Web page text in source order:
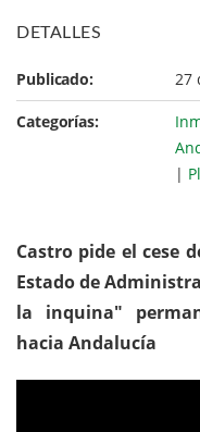
DETALLES
Publicado: 27
Categorías:
|
Castro pide el cese
Estado de
la inquina"
hacia Andalucía